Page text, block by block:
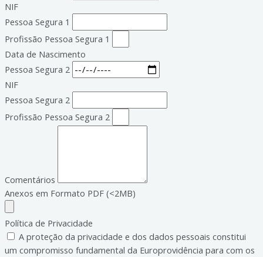
NIF
Pessoa Segura 1
Profissão Pessoa Segura 1
Data de Nascimento
Pessoa Segura 2
NIF
Pessoa Segura 2
Profissão Pessoa Segura 2
Comentários
Anexos em Formato PDF (<2MB)
Política de Privacidade
A proteção da privacidade e dos dados pessoais constitui
um compromisso fundamental da Europrovidência para com os